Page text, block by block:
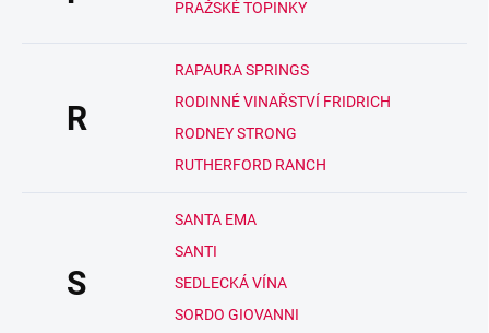
PRAŽSKÉ TOPINKY
R
RAPAURA SPRINGS
RODINNÉ VINAŘSTVÍ FRIDRICH
RODNEY STRONG
RUTHERFORD RANCH
S
SANTA EMA
SANTI
SEDLECKÁ VÍNA
SORDO GIOVANNI